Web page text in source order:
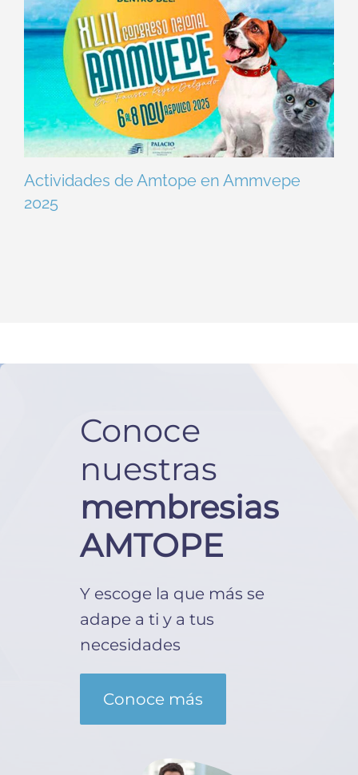
Actividades de Amtope en Ammvepe
2025
Conoce
nuestras
membresias
AMTOPE
Y escoge la que más se
adape a ti y a tus
necesidades
Conoce más